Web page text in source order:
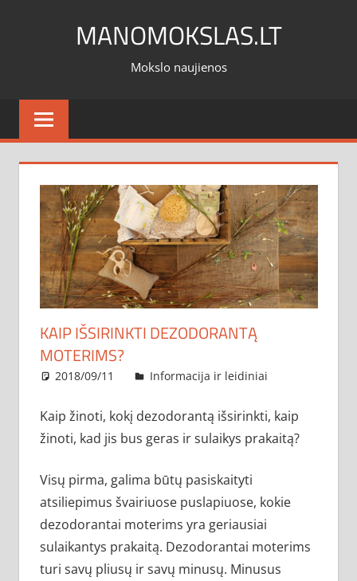
MANOMOKSLAS.LT
Mokslo naujienos
KAIP IŠSIRINKTI DEZODORANTĄ
MOTERIMS?
2018/09/11 administratorius
Informacija ir leidiniai
Kaip žinoti, kokį dezodorantą išsirinkti, kaip
žinoti, kad jis bus geras ir sulaikys prakaitą?
Visų pirma, galima būtų pasiskaityti
atsiliepimus švairiuose puslapiuose, kokie
dezodorantai moterims yra geriausiai
sulaikantys prakaitą. Dezodorantai moterims
turi savų pliusų ir savų minusų. Minusus